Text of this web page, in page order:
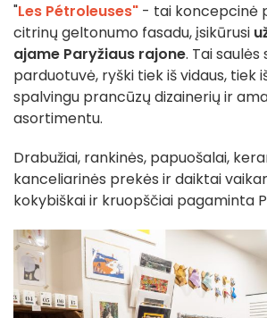
"Les Pétroleuses" - tai koncepcinė
citrinų geltonumo fasadu, įsikūrusi
ajame Paryžiaus rajone. Tai saulės
parduotuvė, ryški tiek iš vidaus, tiek
spalvingu prancūzų dizainerių ir
asortimentu.
Drabužiai, rankinės, papuošalai,
kanceliarinės prekės ir daiktai
kokybiškai ir kruopščiai pagaminta